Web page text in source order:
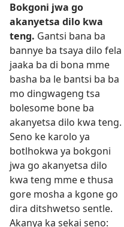
Bokgoni jwa go
akanyetsa dilo kwa
teng. Gantsi bana ba
bannye ba tsaya dilo fela
jaaka ba di bona mme
basha ba le bantsi ba ba
mo dingwageng tsa
bolesome bone ba
akanyetsa dilo kwa teng.
Seno ke karolo ya
botlhokwa ya bokgoni
jwa go akanyetsa dilo
kwa teng mme e thusa
gore mosha a kgone go
dira ditshwetso sentle.
Akanya ka sekai seno: